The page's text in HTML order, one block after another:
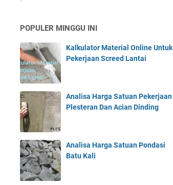
POPULER MINGGU INI
Kalkulator Material Online Untuk
Pekerjaan Screed Lantai
Analisa Harga Satuan Pekerjaan
Plesteran Dan Acian Dinding
Analisa Harga Satuan Pondasi
Batu Kali